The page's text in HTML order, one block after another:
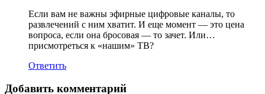
Если вам не важны эфирные цифровые каналы, то
развлечений с ним хватит. И еще момент — это цена
вопроса, если она бросовая — то зачет. Или…
присмотреться к «нашим» ТВ?
Ответить
Добавить комментарий